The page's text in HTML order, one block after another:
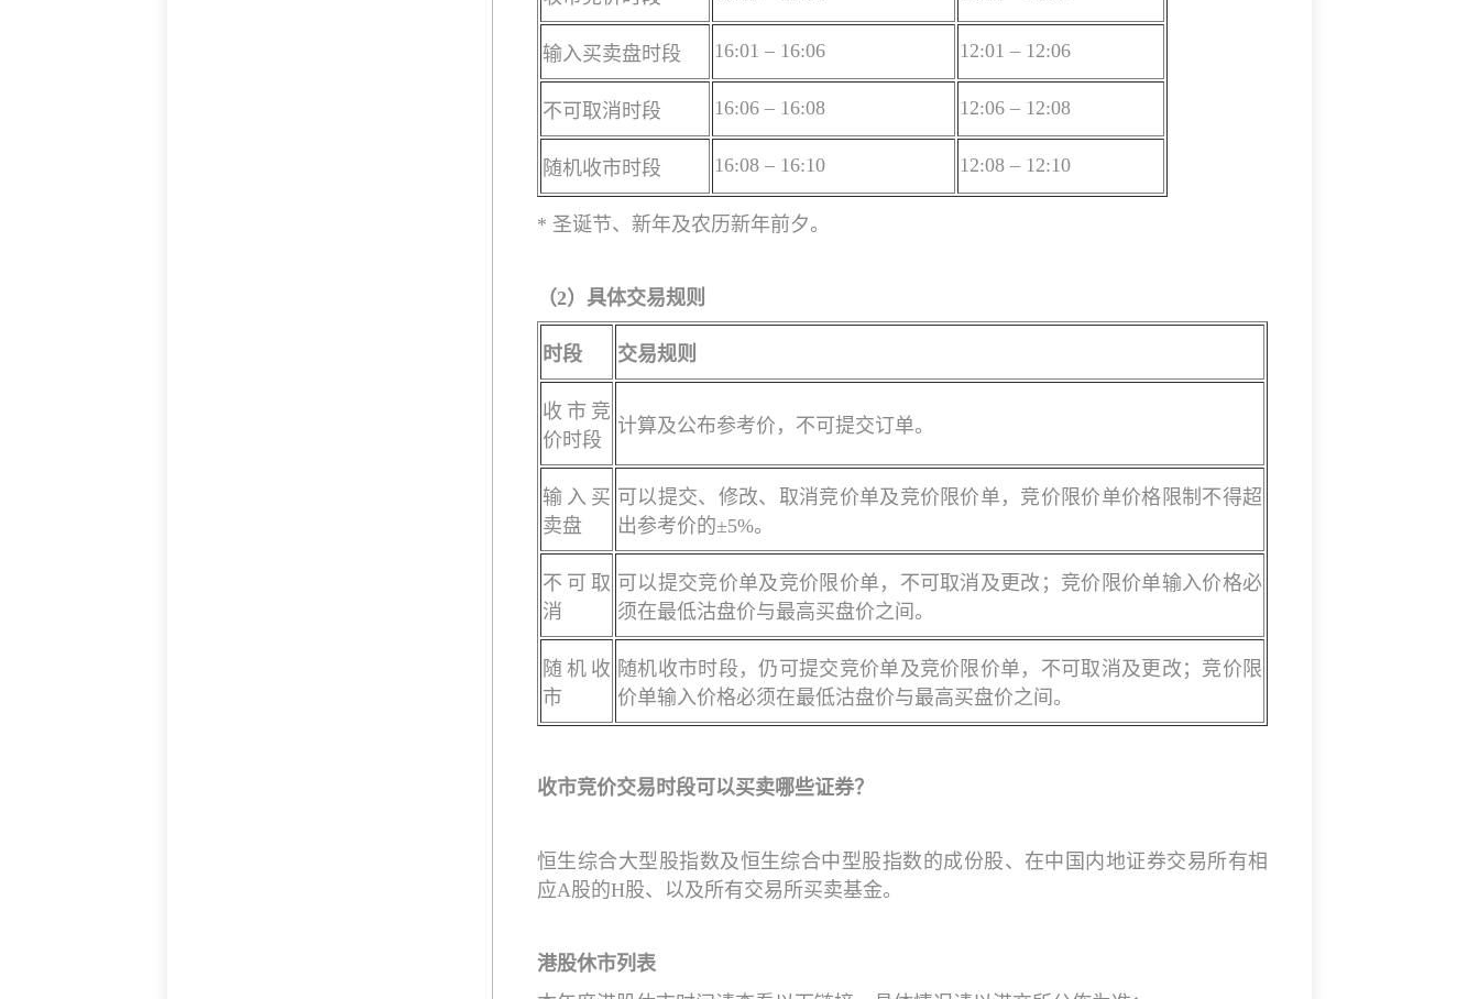
输入买卖盘时段 16:01 – 16:06 12:01 – 12:06
不可取消时段 16:06 – 16:08 12:06 – 12:08
随机收市时段 16:08 – 16:10 12:08 – 12:10
* 圣诞节、新年及农历新年前夕。
（2）具体交易规则
时段 交易规则
收市竞
价时段
计算及公布参考价，不可提交订单。
输入买
卖盘
可以提交、修改、取消竞价单及竞价限价单，竞价限价单价格限制不得超
出参考价的±5%。
不可取
消
可以提交竞价单及竞价限价单，不可取消及更改；竞价限价单输入价格必
须在最低沽盘价与最高买盘价之间。
随机收
市
随机收市时段，仍可提交竞价单及竞价限价单，不可取消及更改；竞价限
价单输入价格必须在最低沽盘价与最高买盘价之间。
收市竞价交易时段可以买卖哪些证券？
恒生综合大型股指数及恒生综合中型股指数的成份股、在中国内地证券交易所有相
应A股的H股、以及所有交易所买卖基金。
港股休市列表